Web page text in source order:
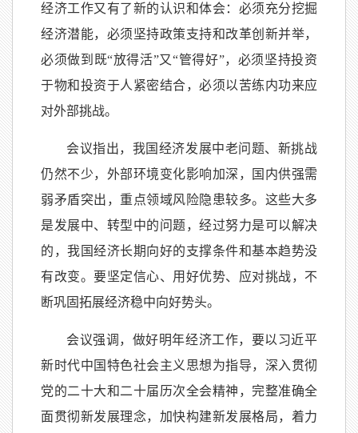
经济工作又有了新的认识和体会：必须充分挖掘
经济潜能，必须坚持政策支持和改革创新并举，
必须做到既“放得活”又“管得好”，必须坚持投资
于物和投资于人紧密结合，必须以苦练内功来应
对外部挑战。
会议指出，我国经济发展中老问题、新挑战
仍然不少，外部环境变化影响加深，国内供强需
弱矛盾突出，重点领域风险隐患较多。这些大多
是发展中、转型中的问题，经过努力是可以解决
的，我国经济长期向好的支撑条件和基本趋势没
有改变。要坚定信心、用好优势、应对挑战，不
断巩固拓展经济稳中向好势头。
会议强调，做好明年经济工作，要以习近平
新时代中国特色社会主义思想为指导，深入贯彻
党的二十大和二十届历次全会精神，完整准确全
面贯彻新发展理念，加快构建新发展格局，着力